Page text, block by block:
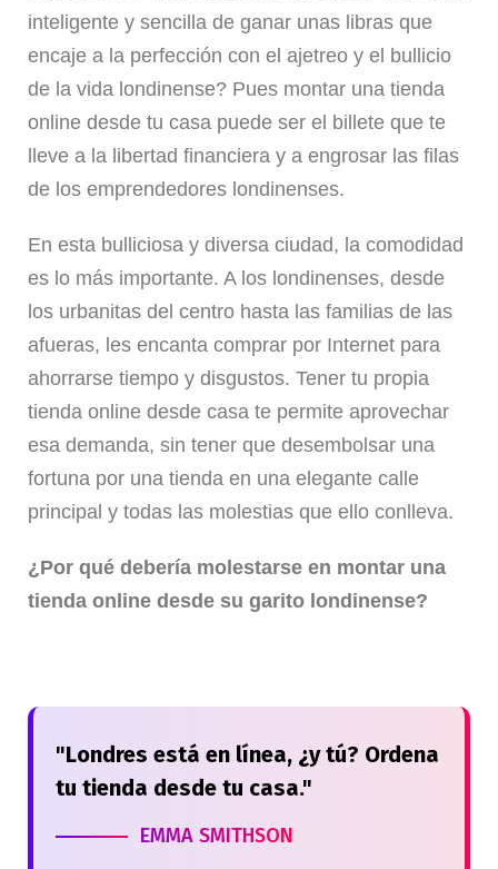
inteligente y sencilla de ganar unas libras que
encaje a la perfección con el ajetreo y el bullicio
de la vida londinense? Pues montar una tienda
online desde tu casa puede ser el billete que te
lleve a la libertad financiera y a engrosar las filas
de los emprendedores londinenses.
En esta bulliciosa y diversa ciudad, la comodidad
es lo más importante. A los londinenses, desde
los urbanitas del centro hasta las familias de las
afueras, les encanta comprar por Internet para
ahorrarse tiempo y disgustos. Tener tu propia
tienda online desde casa te permite aprovechar
esa demanda, sin tener que desembolsar una
fortuna por una tienda en una elegante calle
principal y todas las molestias que ello conlleva.
¿Por qué debería molestarse en montar una
tienda online desde su garito londinense?
"Londres está en línea, ¿y tú? Ordena
tu tienda desde tu casa."
EMMA SMITHSON